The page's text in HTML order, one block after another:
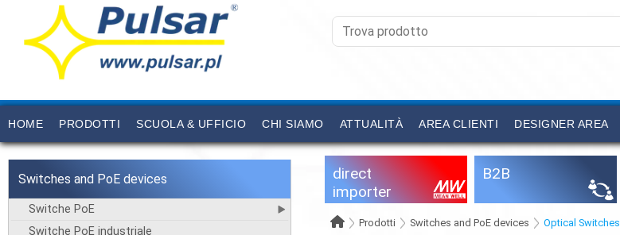
HOME PRODOTTI SCUOLA & UFFICIO CHI SIAMO ATTUALITÀ AREA CLIENTI DESIGNER AREA
Switches and PoE devices
Switche PoE
Switche PoE industriale
direct
importer
B2B
Prodotti Switches and PoE devices Optical Switches